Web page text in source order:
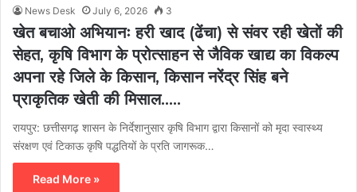
News Desk July 6, 2026 3
खेत बचाओ अभियानः हरी खाद (ढेंचा) से संवर रही खेतों की
सेहत, कृषि विभाग के प्रोत्साहन से जैविक खाद्य का विकल्प
अपना रहे जिले के किसान, किसान नरेंद्र सिंह बने
प्राकृतिक खेती की मिसाल…..
रायपुर: छत्तीसगढ़ शासन के निर्देशानुसार कृषि विभाग द्वारा किसानों को मृदा स्वास्थ्य
संरक्षण एवं टिकाऊ कृषि पद्धतियों के प्रति जागरूक…
Read More »